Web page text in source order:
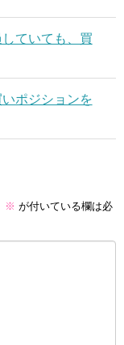
ていても、買
ポジションを
※ が付いている欄は必